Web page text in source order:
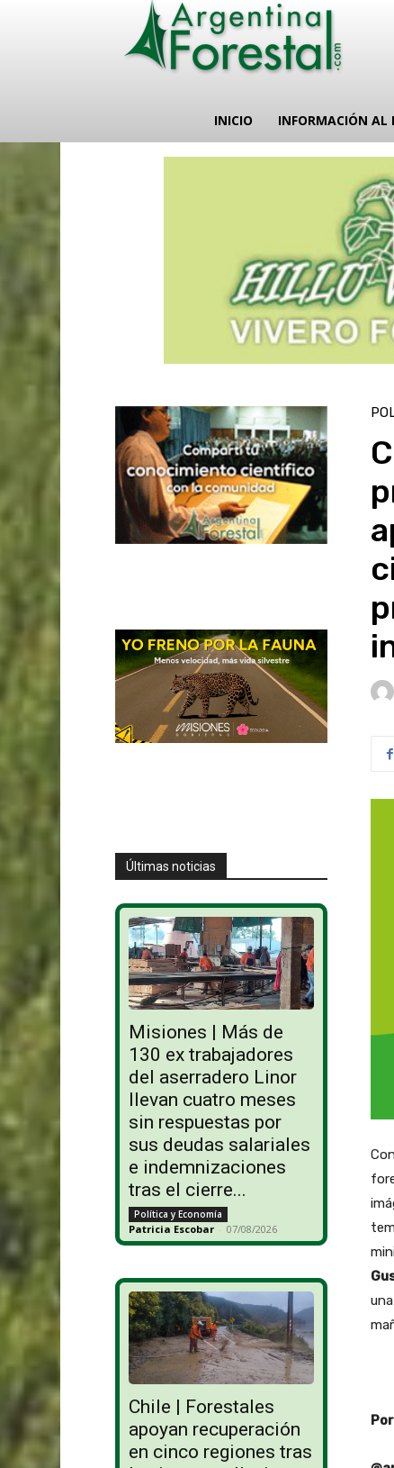
INICIO INFORMACIÓN AL
Últimas noticias
Misiones | Más de
130 ex trabajadores
del aserradero Linor
llevan cuatro meses
sin respuestas por
sus deudas salariales
e indemnizaciones
tras el cierre...
Política y Economía
Patricia Escobar - 07/08/2026
Chile | Forestales
apoyan recuperación
en cinco regiones tras